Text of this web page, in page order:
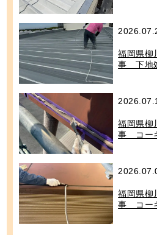
福岡県
事 下地
福岡県
事 コー
福岡県
事 コー